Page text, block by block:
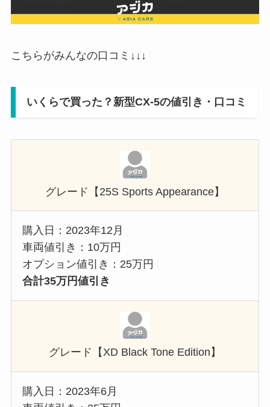
こちらがみんなの口コミ↓↓↓
いくらで買った？ 新型CX-5の値引き・口コミ
グレード【25S Sports Appearance】
購入日：2023年12月
車両値引き：10万円
オプション値引き：25万円
合計35万円値引き
グレード【XD Black Tone Edition】
購入日：2023年6月